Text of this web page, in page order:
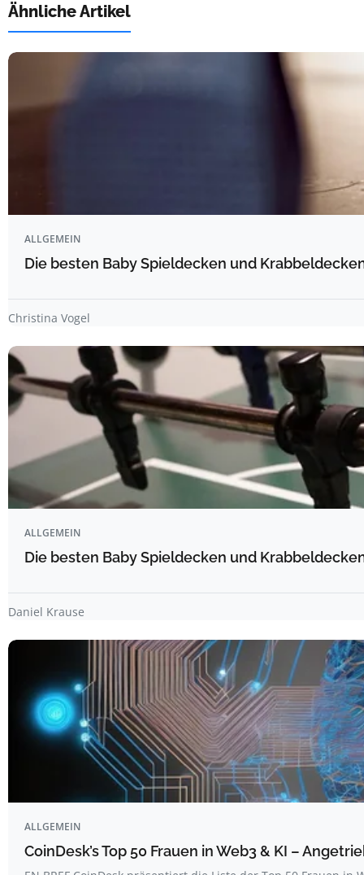
Ähnliche Artikel
ALLGEMEIN
Die besten Baby Spieldecken und
Christina Vogel
ALLGEMEIN
Die besten Baby Spieldecken und
Daniel Krause
ALLGEMEIN
CoinDesk’s Top 50 Frauen in Web3 & KI –